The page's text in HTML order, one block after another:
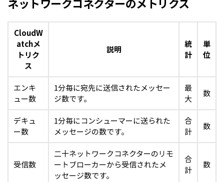
CloudW
atchメ
トリク
ス
説明
統
計
単
位
エンキ
ュー数
1分毎に宛先に送信されたメッセー
ジ数です。
最
大
数
デキュ
ー数
1分毎にコンシューマーに送られた
メッセージの数です。
合
計
数
受信数
二十ネットワークコネクターのリモ
ートブローカーから受信されたメ
ッセージ数です。
合
計
数